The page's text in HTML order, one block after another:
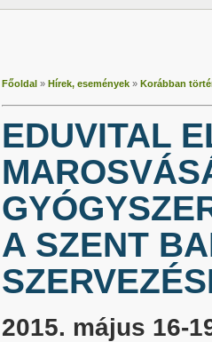
Főoldal » Hírek, események » Korábban
EDUVITAL
A SZENT
2015. május 16-